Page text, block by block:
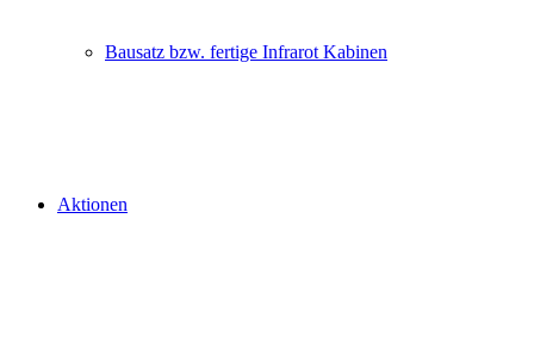
Bausatz bzw. fertige Infrarot Kabinen
Aktionen